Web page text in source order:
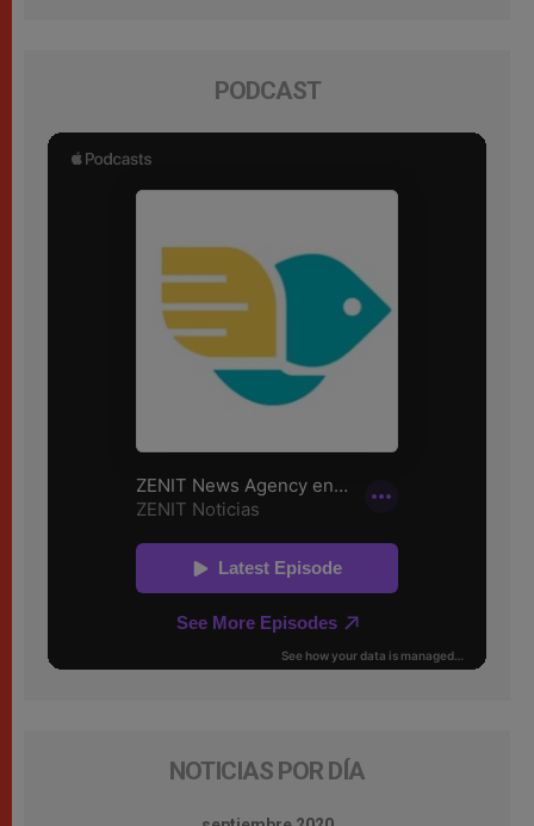
PODCAST
NOTICIAS POR DÍA